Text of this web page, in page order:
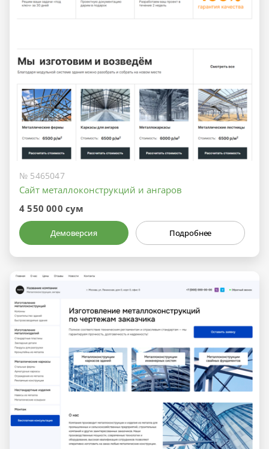
№ 5465047
Сайт металлоконструкций и ангаров
4 550 000 сум
Демоверсия Подробнее